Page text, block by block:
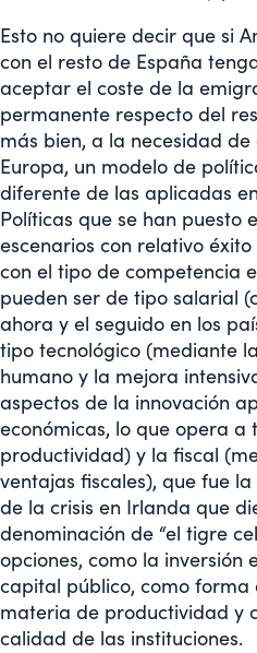
Esto no quiere decir que si
con el resto de España
aceptar el coste de la
permanente respecto del
más bien, a la necesidad
Europa, un modelo de
diferente de las aplicadas
Políticas que se han puesto
escenarios con relativo
con el tipo de competencia
pueden ser de tipo salarial
ahora y el seguido en los
tipo tecnológico (mediante
humano y la mejora
aspectos de la innovación
económicas, lo que opera a
productividad) y la fiscal
ventajas fiscales), que fue
de la crisis en Irlanda que
denominación de “el tigre
opciones, como la inversión
capital público, como
materia de productividad y
calidad de las instituciones.